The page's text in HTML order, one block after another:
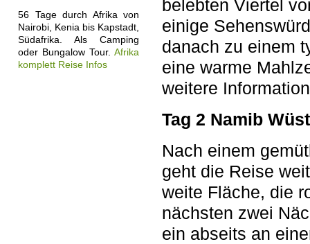
56 Tage durch Afrika von
Nairobi, Kenia bis Kapstadt,
Südafrika. Als Camping
oder Bungalow Tour. Afrika
komplett Reise Infos
belebten Viertel
einige
danach zu einem
eine warme
weitere
Tag 2 Namib
Nach einem
geht die Reise
weite Fläche, die
nächsten zwei
ein abseits an